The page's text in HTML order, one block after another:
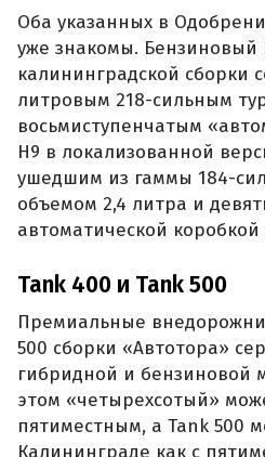
Оба указанных в
уже знакомы. Бензиновый
калининградской сборки
литровым 218-сильным
восьмиступенчатым
H9 в локализованной
ушедшим из гаммы 184-
объемом 2,4 литра и
автоматической
Tank 400 и Tank 500
Премиальные
500 сборки «Автотора»
гибридной и бензиновой
этом «четырехсотый»
пятиместным, а Tank 500
Калининграде как с